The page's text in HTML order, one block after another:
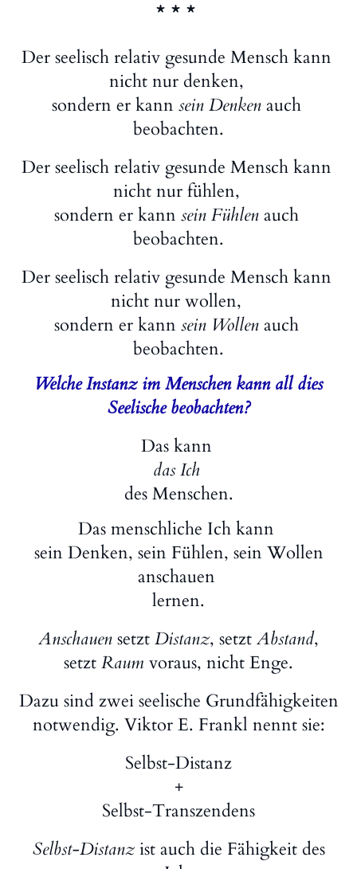
* * *
Der seelisch relativ gesunde Mensch kann
nicht nur denken,
sondern er kann sein Denkenauch
beobachten.
Der seelisch relativ gesunde Mensch kann
nicht nur fühlen,
sondern er kann sein Fühlenauch
beobachten.
Der seelisch relativ gesunde Mensch kann
nicht nur wollen,
sondern er kann sein Wollenauch
beobachten.
Welche Instanz im Menschen kann all dies
Seelische beobachten?
Das kann
das Ich
des Menschen.
Das menschliche Ich kann
sein Denken, sein Fühlen, sein Wollen
anschauen
lernen.
Anschauen setzt Distanz, setzt Abstand,
setzt Raum voraus, nicht Enge.
Dazu sind zwei seelische Grundfähigkeiten
notwendig. Viktor E. Frankl nennt sie:
Selbst-Distanz
+
Selbst-Transzendens
Selbst-Distanzist auch die Fähigkeit des